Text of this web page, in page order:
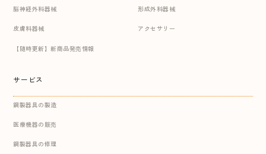
脳神経外科器械 形成外科器械
皮膚科器械 アクセサリー
【随時更新】新商品発売情報
サービス
鋼製器具の製造
医療機器の販売
鋼製器具の修理